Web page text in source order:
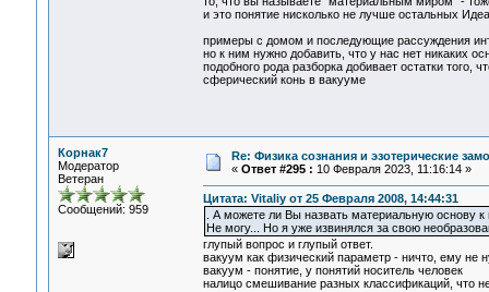
и это понятие нисколько не лучше остальных
примеры с домом и последующие рассуждения
но к ним нужно добавить, что у нас нет никаких
подобного рода разборка добивает остатки того,
сферический конь в вакууме
Корнак7
Модератор
Ветеран
Сообщений: 959
Re: Физика сознания и эзотерические
« Ответ #295 : 10 Февраля 2023, 11:16:14 »
Цитата: Vitaliy от 25 Февраля 2008, 14:44:31
. А можете ли Вы назвать материальную основу
Не могу... Но я уже извинялся за свою
глупый вопрос и глупый ответ.
вакуум как физический параметр - ничто, ему не
вакуум - понятие, у понятий носитель человек
налицо смешивание разных классификаций, что